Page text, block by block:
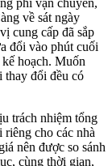
về sát ngày
cung cấp đã sắp
đổi vào phút cuối
hoạch. Muốn
thay đổi đều có
trách nhiệm tổng
cho các nhà
nên được so sánh
cùng thời gian,